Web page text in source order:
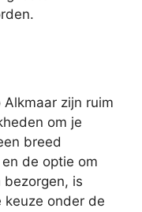
zijn ruim
om je
breed
de optie om
is
keuze onder de